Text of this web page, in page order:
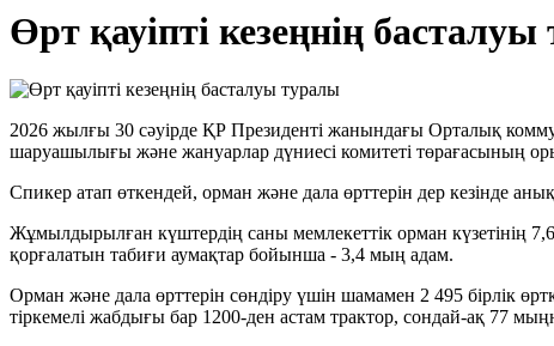
Өрт қауіпті кезеңнің
2026 жылғы 30 сәуірде ҚР Президенті жанындағы Орталық
шаруашылығы және жануарлар дүниесі комитеті төрағасының
Спикер атап өткендей, орман және дала өрттерін дер кезінде
Жұмылдырылған күштердің саны мемлекеттік орман күзетінің
қорғалатын табиғи аумақтар бойынша - 3,4 мың адам.
Орман және дала өрттерін сөндіру үшін шамамен 2 495 бірлік
тіркемелі жабдығы бар 1200-ден астам трактор, сондай-ақ 77